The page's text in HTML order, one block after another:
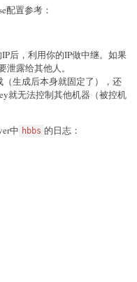
配置参考：
后，利用你的IP做中继。如果
露给其他人。
生成后本身就固定了），还
就无法控制其他机器（被控机
中 hbbs 的日志：